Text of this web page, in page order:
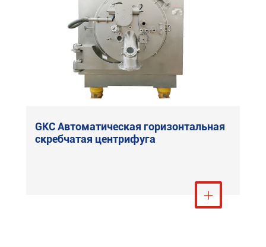
GKC Автоматическая горизонтальная
скребчатая центрифуга
Посмотреть ещё
